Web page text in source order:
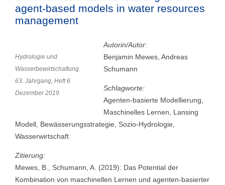
agent-based models in water resources
management
Hydrologie und
Wasserbewirtschaftung
63. Jahrgang, Heft 6
Dezember 2019
Autorin/Autor:
Benjamin Mewes, Andreas
Schumann
Schlagworte:
Agenten-basierte Modellierung,
Maschinelles Lernen, Lansing
Modell, Bewässerungsstrategie, Sozio-Hydrologie,
Wasserwirtschaft
Zitierung:
Mewes, B., Schumann, A. (2019): Das Potential der
Kombination von maschinellen Lernen und agenten-basierter